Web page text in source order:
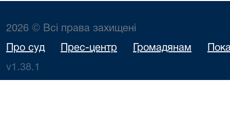
2026 © Всі права захищені
Про суд Прес-центр Громадянам
v1.38.1